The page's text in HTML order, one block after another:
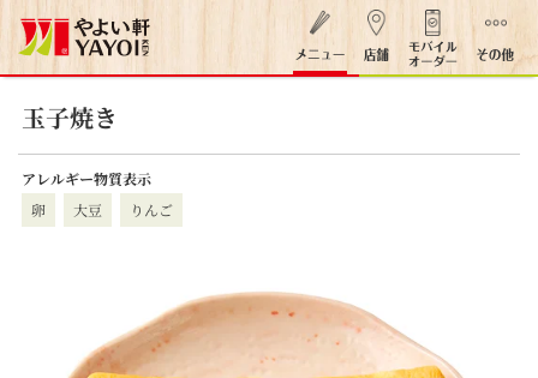
玉子焼き
アレルギー物質表示
卵
大豆 りんご